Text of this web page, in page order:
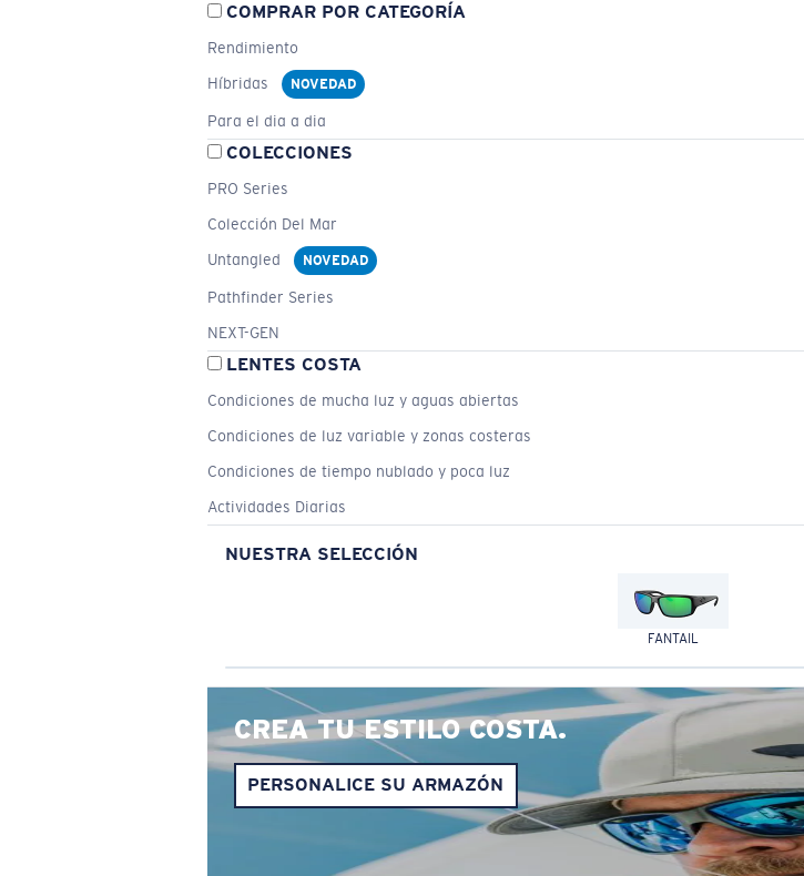
COMPRAR POR CATEGORÍA
Rendimiento
Híbridas
NOVEDAD
Para el dia a dia
COLECCIONES
PRO Series
Colección Del Mar
Untangled
NOVEDAD
Pathfinder Series
NEXT-GEN
LENTES COSTA
Condiciones de mucha luz y aguas abiertas
Condiciones de luz variable y zonas costeras
Condiciones de tiempo nublado y poca luz
Actividades Diarias
NUESTRA SELECCIÓN
FANTAIL
CREA TU ESTILO COSTA.
PERSONALICE SU ARMAZÓN